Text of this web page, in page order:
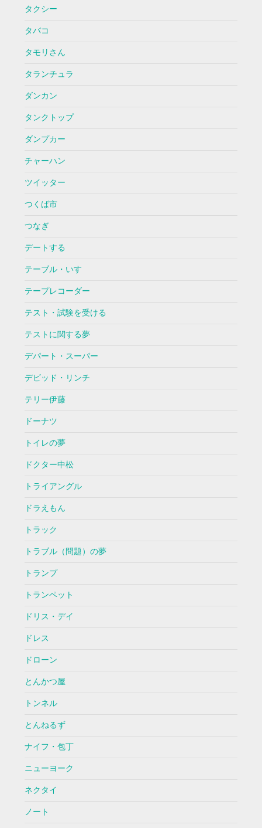
タクシー
タバコ
タモリさん
タランチュラ
ダンカン
タンクトップ
ダンプカー
チャーハン
ツイッター
つくば市
つなぎ
デートする
テーブル・いす
テープレコーダー
テスト・試験を受ける
テストに関する夢
デパート・スーパー
デビッド・リンチ
テリー伊藤
ドーナツ
トイレの夢
ドクター中松
トライアングル
ドラえもん
トラック
トラブル（問題）の夢
トランプ
トランペット
ドリス・デイ
ドレス
ドローン
とんかつ屋
トンネル
とんねるず
ナイフ・包丁
ニューヨーク
ネクタイ
ノート